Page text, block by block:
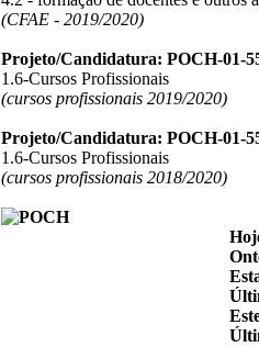
(CFAE - 2019/2020)
Projeto/Candidatura: POCH-01-
1.6-Cursos Profissionais
(cursos profissionais 2019/2020)
Projeto/Candidatura: POCH-01-
1.6-Cursos Profissionais
(cursos profissionais 2018/2020)